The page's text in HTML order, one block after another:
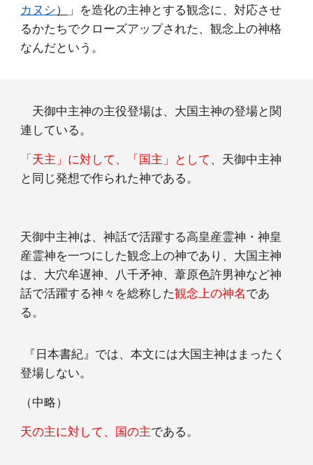
カヌシ）
」を造化の主神とする観念に、対応させ
るかたちでクローズアップされた、観念上の神格
なんだという。
天御中主神の主役登場は、大国主神の登場と関
連している。
「天主」に対して、「国主」として、天御中主神
と同じ発想で作られた神である。
天御中主神は、神話で活躍する高皇産霊神・神皇
産霊神を一つにした観念上の神であり、大国主神
は、大穴牟遅神、八千矛神、葦原色許男神など神
話で活躍する神々を総称した観念上の神名であ
る。
『日本書紀』では、本文には大国主神はまったく
登場しない。
（中略）
天の主に対して、国の主である。